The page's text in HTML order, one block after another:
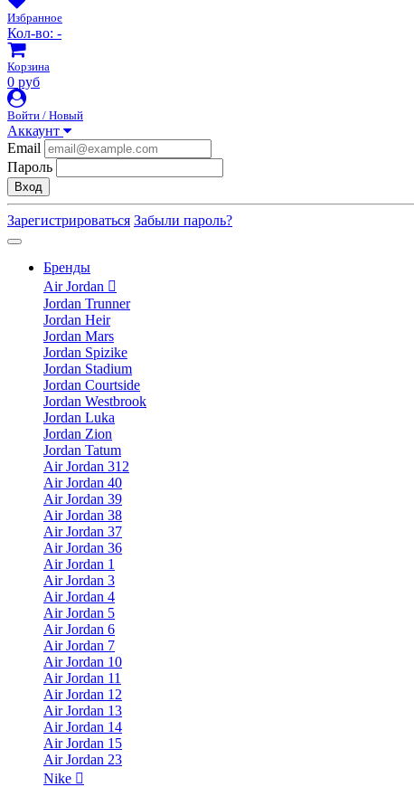
Избранное
Кол-во: -
Корзина
0 руб
Войти / Новый
Аккаунт
Email
Пароль
Вход
Зарегистрироваться Забыли пароль?
Бренды
Air Jordan
Jordan Trunner
Jordan Heir
Jordan Mars
Jordan Spizike
Jordan Stadium
Jordan Courtside
Jordan Westbrook
Jordan Luka
Jordan Zion
Jordan Tatum
Air Jordan 312
Air Jordan 40
Air Jordan 39
Air Jordan 38
Air Jordan 37
Air Jordan 36
Air Jordan 1
Air Jordan 3
Air Jordan 4
Air Jordan 5
Air Jordan 6
Air Jordan 7
Air Jordan 10
Air Jordan 11
Air Jordan 12
Air Jordan 13
Air Jordan 14
Air Jordan 15
Air Jordan 23
Nike